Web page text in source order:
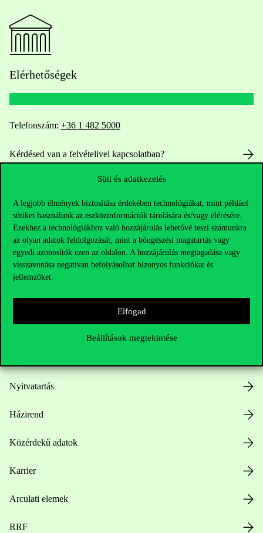
Süti és adatkezelés
A legjobb élmények biztosítása érdekében technológiákat, mint például
sütiket használunk az eszközinformációk tárolására és/vagy elérésére.
Ezekhez a technológiákhoz való hozzájárulás lehetővé teszi számunkra
az olyan adatok feldolgozását, mint a böngészési magatartás vagy
egyedi azonosítók ezen az oldalon. A hozzájárulás megtagadása vagy
visszavonása negatívan befolyásolhat bizonyos funkciókat és
jellemzőket.
Elfogad
Beállítások megtekintése
Elérhetőségek
Telefonszám: +36 1 482 5000
Kérdésed van a felvételivel kapcsolatban?
HUB jelenlegi hallgatóinknak
Sajtó:press@uni-corvinus.hu
Nyitvatartás
Házirend
Közérdekű adatok
Karrier
Arculati elemek
RRF